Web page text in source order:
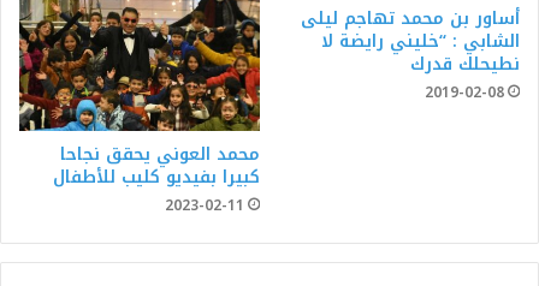
أساور بن محمد تهاجم ليلى
الشابي : “خليني رايضة لا
نطيحلك قدرك
2019-02-08
محمد العوني يحقق نجاحا
كبيرا بفيديو كليب للأطفال
2023-02-11